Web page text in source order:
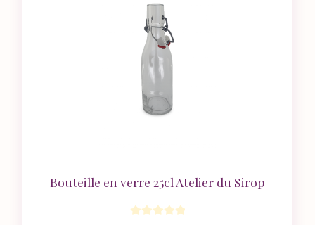
Bouteille en verre 25cl Atelier du Sirop